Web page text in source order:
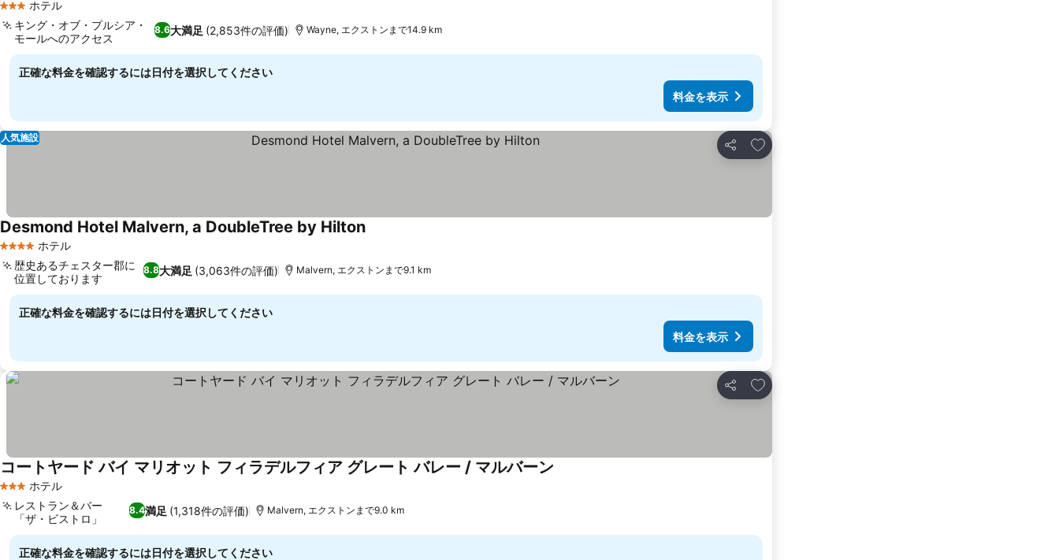
3 ホテルのランク
ホテル
8.6大満足 (2,853件の評価)
キング・オブ・プルシア・
モールへのアクセス
Wayne, エクストンまで14.9 km
正確な料金を確認するには日付を選択してください
料金を表示
シェア
お気に入りに追加
人気施設
4 ホテルのランク
ホテル
Desmond Hotel Malvern, a DoubleTree by Hilton料金を表示
8.8大満足 (3,063件の評価)
歴史あるチェスター郡に
位置しております
Malvern, エクストンまで9.1 km
正確な料金を確認するには日付を選択してください
料金を表示
シェア
お気に入りに追加
3 ホテルのランク
ホテル
コートヤード バイ マリオット フィラデルフィア グレート バレー / マルバーン
8.4満足 (1,318件の評価)
レストラン＆バー
「ザ・ビストロ」
Malvern, エクストンまで9.0 km
正確な料金を確認するには日付を選択してください